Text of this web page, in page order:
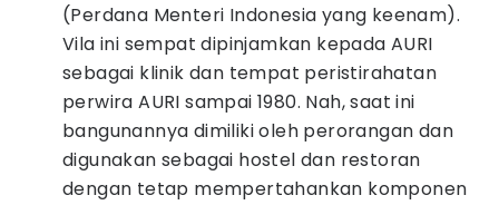
(Perdana Menteri Indonesia yang keenam).
Vila ini sempat dipinjamkan kepada AURI
sebagai klinik dan tempat peristirahatan
perwira AURI sampai 1980. Nah, saat ini
bangunannya dimiliki oleh perorangan dan
digunakan sebagai hostel dan restoran
dengan tetap mempertahankan komponen